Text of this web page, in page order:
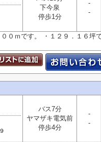
下今泉
停歩1分
-
-
０ｍです。 ・１２９．１６坪
バス7分
ヤマザキ電気前
停歩4分
-
-